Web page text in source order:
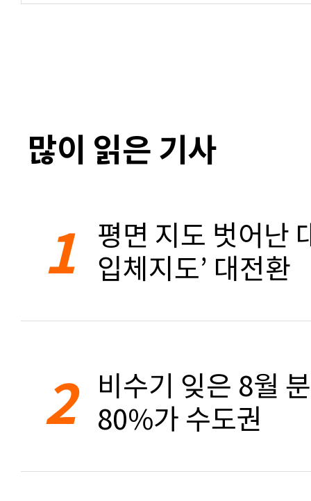
많이 읽은 기사
1 평면 지도 벗어난
입체지도’ 대전환
2 비수기 잊은 8월
80%가 수도권